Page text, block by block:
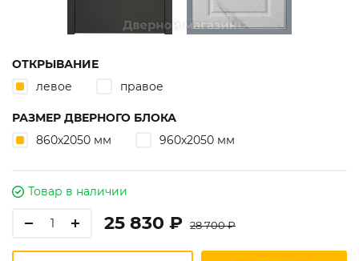
ОТКРЫВАНИЕ
левое
правое
РАЗМЕР ДВЕРНОГО БЛОКА
860х2050 мм
960х2050 мм
Товар в наличии
25 830 ₽ 28 700 ₽